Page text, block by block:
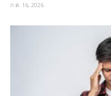
ก.ค. 16, 2026